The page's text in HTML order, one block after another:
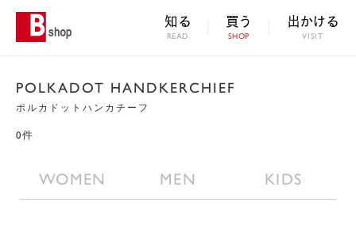
知る
READ
買う
SHOP
出かける
VISIT
POLKADOT HANDKERCHIEF
ポルカドットハンカチーフ
0件
WOMEN MEN KIDS